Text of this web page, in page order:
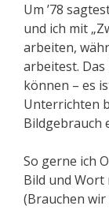
Um ’78
und ich mit
arbeiten,
arbeitest.
können – es
Unterrichten
Bildgebrauch
So gerne ich
Bild und Wort
(Brauchen wir